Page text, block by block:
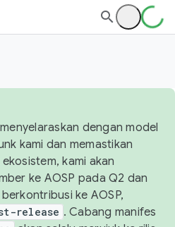
dengan model
kami dan memastikan
kami akan
ke AOSP pada Q2 dan
ke AOSP,
release . Cabang manifes